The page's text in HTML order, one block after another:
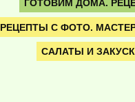
ГОТОВИМ ДОМА.
РЕЦЕПТЫ С ФОТО.
САЛАТЫ И